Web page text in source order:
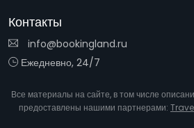
Контакты
info@bookingland.ru
Ежедневно, 24/7
Все материалы на сайте, в том числе
предоставлены нашими партнерами: